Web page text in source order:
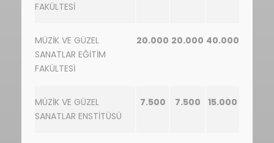
FAKÜLTESİ
MÜZİK VE GÜZEL
SANATLAR EĞİTİM
FAKÜLTESİ
20.000 20.000 40.000
MÜZİK VE GÜZEL
SANATLAR ENSTİTÜSÜ
7.500 7.500 15.000